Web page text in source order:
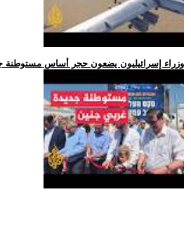
.. وزراء إسرائيليون يضعون حجر أساس